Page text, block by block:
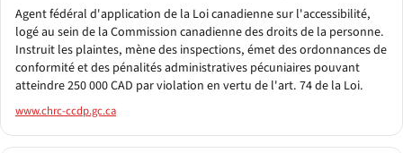
Agent fédéral d'application de la Loi canadienne sur l'accessibilité,
logé au sein de la Commission canadienne des droits de la personne.
Instruit les plaintes, mène des inspections, émet des ordonnances de
conformité et des pénalités administratives pécuniaires pouvant
atteindre 250 000 CAD par violation en vertu de l'art. 74 de la Loi.
www.chrc-ccdp.gc.ca